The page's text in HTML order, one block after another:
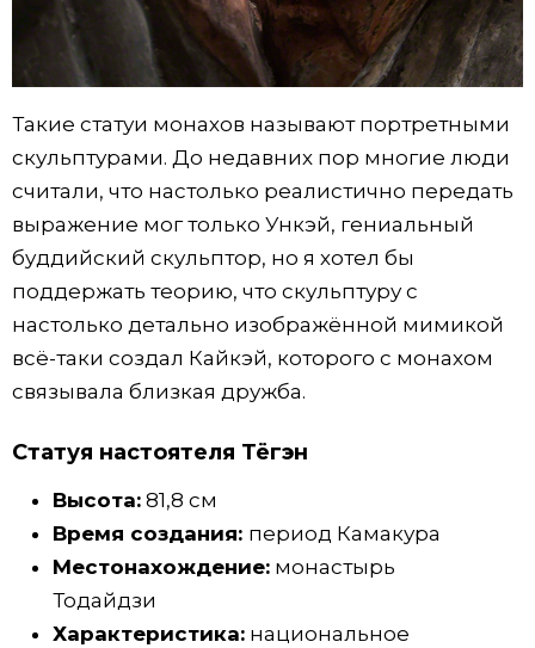
Такие статуи монахов называют портретными
скульптурами. До недавних пор многие люди
считали, что настолько реалистично передать
выражение мог только Ункэй, гениальный
буддийский скульптор, но я хотел бы
поддержать теорию, что скульптуру с
настолько детально изображённой мимикой
всё-таки создал Кайкэй, которого с монахом
связывала близкая дружба.
Статуя настоятеля Тёгэн
Высота:81,8 см
Время создания: период Камакура
Местонахождение:монастырь
Тодайдзи
Характеристика:национальное